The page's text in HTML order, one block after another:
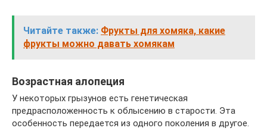
Читайте также: Фрукты для хомяка, какие
фрукты можно давать хомякам
Возрастная алопеция
У некоторых грызунов есть генетическая
предрасположенность к облысению в старости. Эта
особенность передается из одного поколения в другое.